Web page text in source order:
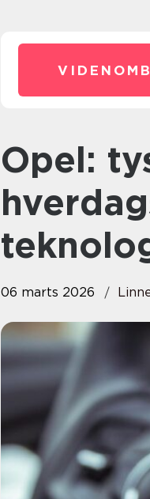
Opel: tysk kvalitet,
06 marts 2026